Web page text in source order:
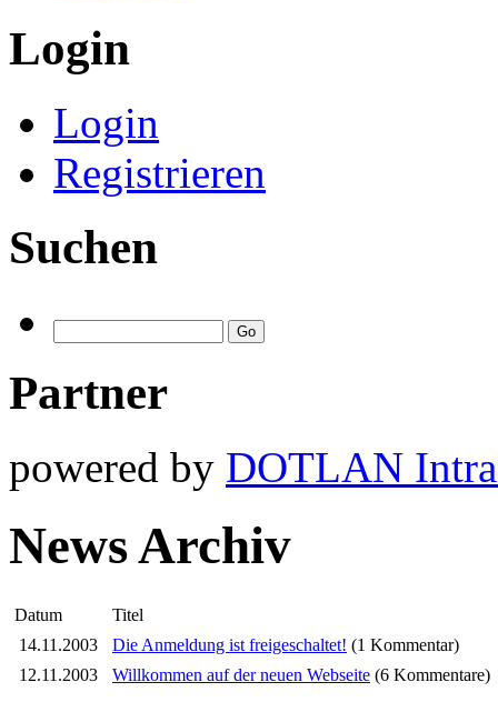
Login
Login
Registrieren
Suchen
Partner
powered by DOTLAN
News Archiv
Datum
Titel
14.11.2003
Die Anmeldung ist freigeschaltet! (1 Kommentar)
12.11.2003
Willkommen auf der neuen Webseite (6 Kommentare)